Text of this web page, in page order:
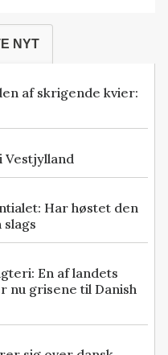
NYT
af skrigende kvier:
Vestjylland
Har høstet den
En af landets
nu grisene til Danish